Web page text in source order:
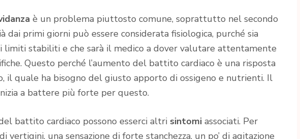
è un problema piuttosto comune, soprattutto nel secondo
dai primi giorni può essere considerata fisiologica, purché sia
limiti stabiliti e che sarà il medico a dover valutare attentamente
Questo perché l’aumento del battito cardiaco è una risposta
il quale ha bisogno del giusto apporto di ossigeno e nutrienti. Il
a battere più forte per questo.
battito cardiaco possono esserci altri sintomi associati. Per
vertigini, una sensazione di forte stanchezza, un po’ di agitazione